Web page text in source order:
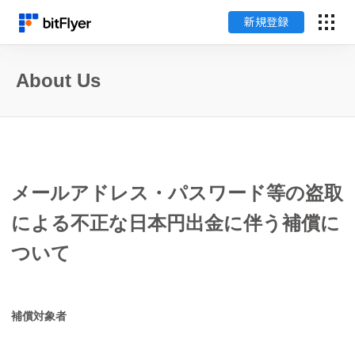
新規登録
暗号資産のはじめ方
About Us
メールアドレス・パスワード等の盗取
による不正な日本円出金に伴う補償に
ついて
補償対象者